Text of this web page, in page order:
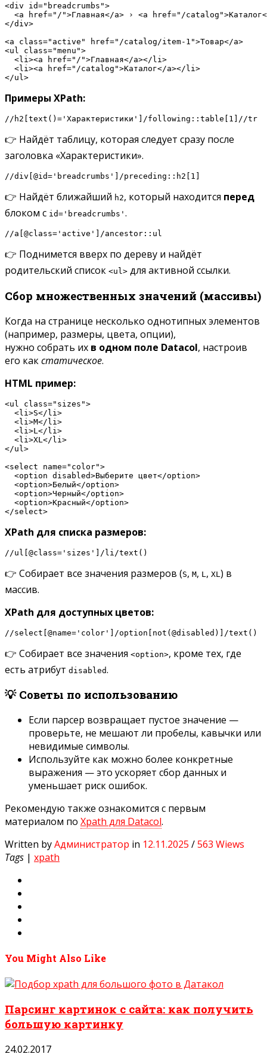
<div id="breadcrumbs">
<a href="/">Главная</a> › <a href="/
</div>
<a class="active" href="/catalog/item-1">Товар</a>
<ul class="menu">
  <li><a href="/">Главная</a></li>
  <li><a href="/catalog">Каталог</a></li>
</ul>
Примеры XPath:
//h2[text()='Характеристики']/following::table[1]//tr
👉 Найдёт таблицу, которая следует сразу после
заголовка «Характеристики».
//div[@id='breadcrumbs']/preceding::h2[1]
👉 Найдёт ближайший h2, который находится перед
блоком с id='breadcrumbs' .
//a[@class='active']/ancestor::ul
👉 Поднимется вверх по дереву и найдёт
родительский список <ul> для активной ссылки.
Сбор множественных значений (массивы)
Когда на странице несколько однотипных элементов
(например, размеры, цвета, опции),
нужно собрать их в одном поле Datacol, настроив
его какстатическое.
HTML пример:
<ul class="sizes">
  <li>S</li>
  <li>M</li>
  <li>L</li>
  <li>XL</li>
</ul>
<select name="color">
  <option disabled>Выберите цвет</option>
  <option>Белый</option>
  <option>Черный</option>
  <option>Красный</option>
</select>
XPath для списка размеров:
//ul[@class='sizes']/li/text()
👉 Собирает все значения размеров (S, M, L , XL ) в
массив.
XPath для доступных цветов:
//select[@name='color']/option[not(@disabled)]/text()
👉 Собирает все значения <option>, кроме тех, где
есть атрибут disabled.
💡 Советы по использованию
Если парсер возвращает пустое значение —
проверьте, не мешают ли пробелы, кавычки или
невидимые символы.
Используйте как можно более конкретные
выражения — это ускоряет сбор данных и
уменьшает риск ошибок.
Рекомендую также ознакомится с первым
материалом по Xpath для Datacol.
Written byАдминистратор in 12.11.2025 /563 Wiews
Tags | xpath
You Might Also Like
Парсинг картинок с сайта: как получить
большую картинку
24.02.2017